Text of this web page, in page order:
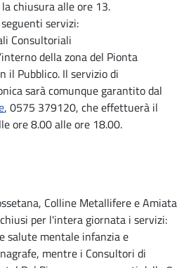
chiusura alle ore 13.
servizi:
Consultoriali
della zona del Pionta
il Pubblico. Il servizio di
sarà comunque garantito dal
, 0575 379120, che effettuerà il
ore 8.00 alle ore 18.00.
Colline Metallifere e Amiata
per l'intera giornata i servizi:
salute mentale infanzia e
mentre i Consultori di